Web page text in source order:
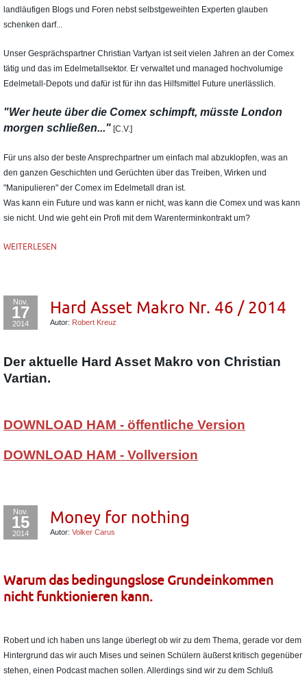
landläufigen Blogs und Foren nebst selbstgeweihten Experten glauben
schenken darf...
Unser Gesprächspartner Christian Vartyan ist seit vielen Jahren an der Comex
tätig und das im Edelmetallsektor. Er verwaltet und managed hochvolumige
Edelmetall-Depots und dafür ist für ihn das Hilfsmittel Future unerlässlich.
"Wer heute über die Comex schimpft, müsste London
morgen schließen..." [C.V.]
Für uns also der beste Ansprechpartner um einfach mal abzuklopfen, was an
den ganzen Geschichten und Gerüchten über das Treiben, Wirken und
"Manipulieren" der Comex im Edelmetall dran ist.
Was kann ein Future und was kann er nicht, was kann die Comex und was kann
sie nicht. Und wie geht ein Profi mit dem Warenterminkontrakt um?
WEITERLESEN
Nov.
17
2014
Hard Asset Makro Nr. 46 / 2014
Autor: Robert Kreuz
Der aktuelle Hard Asset Makro von Christian
Vartian.
DOWNLOAD HAM - öffentliche Version
DOWNLOAD HAM - Vollversion
Nov.
15
2014
Money for nothing
Autor: Volker Carus
Warum das bedingungslose Grundeinkommen
nicht funktionieren kann.
Robert und ich haben uns lange überlegt ob wir zu dem Thema, gerade vor dem
Hintergrund das wir auch Mises und seinen Schülern äußerst kritisch gegenüber
stehen, einen Podcast machen sollen. Allerdings sind wir zu dem Schluß